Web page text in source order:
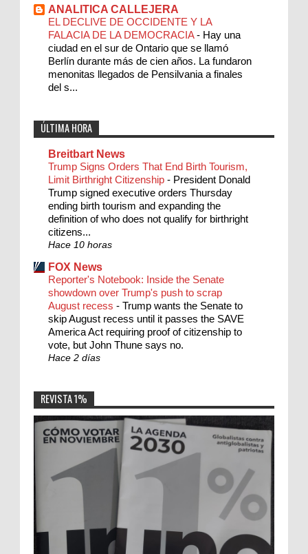
ANALITICA CALLEJERA
EL DECLIVE DE OCCIDENTE Y LA
FALACIA DE LA DEMOCRACIA- Hay una
ciudad en el sur de Ontario que se llamó
Berlín durante más de cien años. La fundaron
menonitas llegados de Pensilvania a finales
del s...
ÚLTIMA HORA
Breitbart News
Trump Signs Orders That End Birth Tourism,
Limit Birthright Citizenship - President Donald
Trump signed executive orders Thursday
ending birth tourism and expanding the
definition of who does not qualify for birthright
citizens...
Hace 10 horas
FOX News
Reporter's Notebook: Inside the Senate
showdown over Trump's push to scrap
August recess - Trump wants the Senate to
skip August recess until it passes the SAVE
America Act requiring proof of citizenship to
vote, but John Thune says no.
Hace 2 días
REVISTA 1%